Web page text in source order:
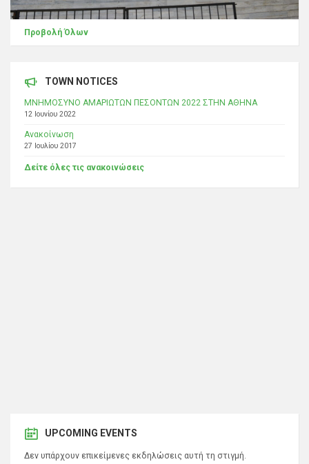
Προβολή Όλων
TOWN NOTICES
ΜΝΗΜΟΣΥΝΟ ΑΜΑΡΙΩΤΩΝ ΠΕΣΟΝΤΩΝ 2022 ΣΤΗΝ ΑΘΗΝΑ
12 Ιουνίου 2022
Ανακοίνωση
27 Ιουλίου 2017
Δείτε όλες τις ανακοινώσεις
UPCOMING EVENTS
Δεν υπάρχουν επικείμενες εκδηλώσεις αυτή τη στιγμή.